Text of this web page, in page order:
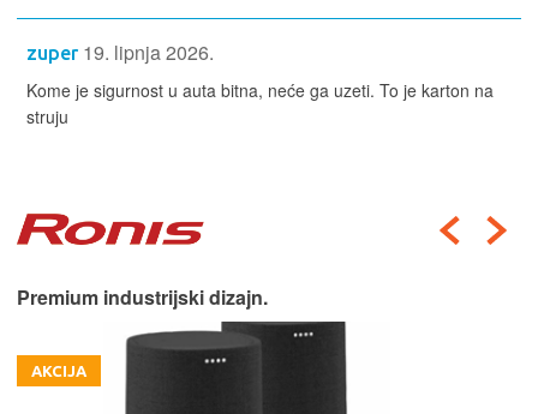
zuper 19. lipnja 2026.
Kome je sigurnost u auta bitna, neće ga uzeti. To je karton na
struju
Premium industrijski dizajn.
AKCIJA